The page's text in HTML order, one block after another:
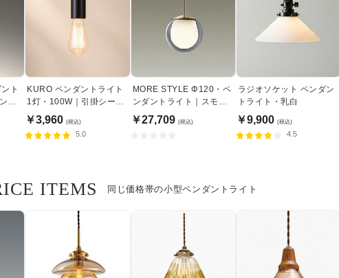
ト
グ
KURO ペンダントライト
1灯・100W｜引掛シーリ
ング式
￥3,960 (税込)
5.0
MORE STYLE Φ120・ペ
ンダントライト｜スモー
クガラス
￥27,709 (税込)
ラジオソケット ペンダン
トライト・乳白
￥9,900 (税込)
4.5
同じ価格帯の小型ペンダントライト
ITEMS